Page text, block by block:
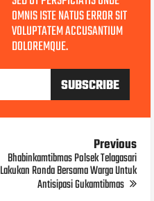
OMNIS ISTE NATUS ERROR SIT
VOLUPTATEM ACCUSANTIUM
DOLOREMQUE.
Previous
Bhabinkamtibmas Polsek Telagasari
Lakukan Ronda Bersama Warga Untuk
Antisipasi Gukamtibmas